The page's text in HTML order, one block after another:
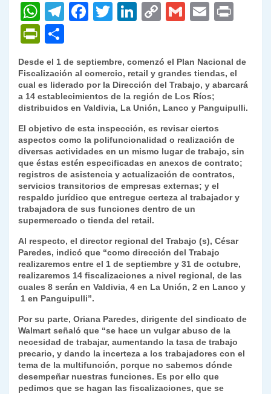
W
h
at
s
A
p
p
T
gr
a
m
F
e
b
o
o
k
T
er
Li
e
dI
n
C
y
Li
n
k
G
l
E
l
P
ri
nt
Fr
ie
n
dl
y
o
m
p
ar
tir
Desde el 1 de septiembre, comenzó el Plan Nacional de
Fiscalización al comercio, retail y grandes tiendas, el
cual es liderado por la Dirección del Trabajo, y abarcará
a 14 establecimientos de la región de Los Ríos;
distribuidos en Valdivia, La Unión, Lanco y Panguipulli.
El objetivo de esta inspección, es revisar ciertos
aspectos como la polifuncionalidad o realización de
diversas actividades en un mismo lugar de trabajo, sin
que éstas estén especificadas en anexos de contrato;
registros de asistencia y actualización de contratos,
servicios transitorios de empresas externas; y el
respaldo jurídico que entregue certeza al trabajador y
trabajadora de sus funciones dentro de un
supermercado o tienda del retail.
Al respecto, el director regional del Trabajo (s), César
Paredes, indicó que “como dirección del Trabajo
realizaremos entre el 1 de septiembre y 31 de octubre,
realizaremos 14 fiscalizaciones a nivel regional, de las
cuales 8 serán en Valdivia, 4 en La Unión, 2 en Lanco y
1 en Panguipulli”.
Por su parte, Oriana Paredes, dirigente del sindicato de
Walmart señaló que “se hace un vulgar abuso de la
necesidad de trabajar, aumentando la tasa de trabajo
precario, y dando la incerteza a los trabajadores con el
tema de la multifunción, porque no sabemos dónde
desempeñar nuestras funciones. Es por ello que
pedimos que se hagan las fiscalizaciones, que se